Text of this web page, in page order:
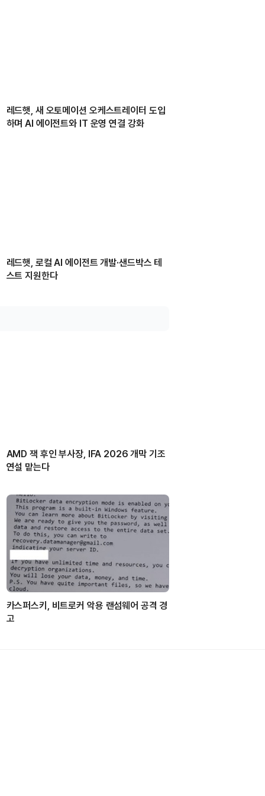
레드햇, 새 오토메이션 오케스트레이터 도입
하며 AI 에이전트와 IT 운영 연결 강화
레드햇, 로컬 AI 에이전트 개발·샌드박스 테
스트 지원한다
AMD 잭 후인 부사장, IFA 2026 개막 기조
연설 맡는다
카스퍼스키, 비트로커 악용 랜섬웨어 공격 경
고